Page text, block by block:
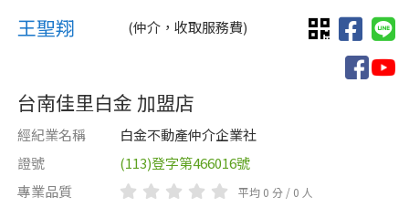
王聖翔 台慶佳里-王聖翔
王聖翔 (仲介，收取服務費)
台南佳里白金 加盟店
經紀業名稱
白金不動產仲介企業社
證號
(113)登字第466016號
專業品質
平均 0 分 / 0 人